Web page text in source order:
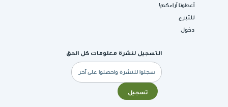
أعطونا آراءكم!
للتبرع
دخول
التسجيل لنشرة معلومات كل الحق
البريد
الإلكتروني
تسجيل